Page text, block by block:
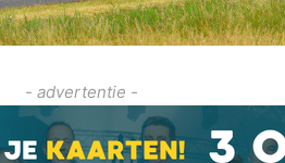
- advertentie -